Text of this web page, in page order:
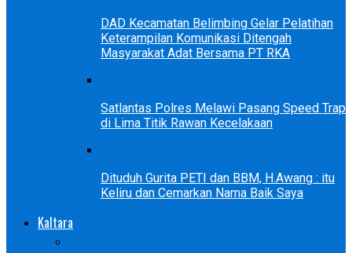
DAD Kecamatan Belimbing Gelar Pelatihan
Keterampilan Komunikasi Ditengah
Masyarakat Adat Bersama PT RKA
Satlantas Polres Melawi Pasang Speed Trap
di Lima Titik Rawan Kecelakaan
Dituduh Gurita PETI dan BBM, H.Awang : itu
Keliru dan Cemarkan Nama Baik Saya
Kaltara